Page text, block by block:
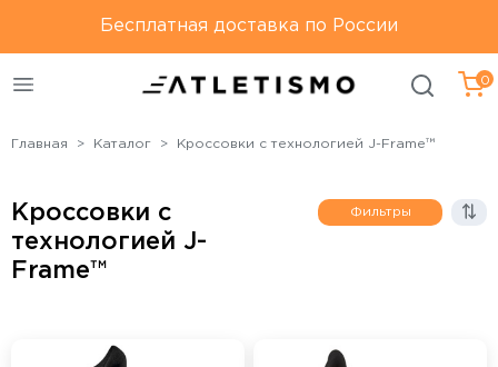
Только оригинальная
продукция
Бесплатная доставка по
России
Бесплатная доставка по России
0
Главная Каталог Кроссовки с технологией J-Frame™
Кроссовки с
технологией J-
Frame™
Фильтры